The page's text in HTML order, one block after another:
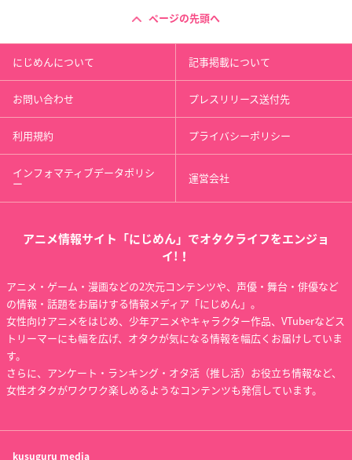
ページの先頭へ
にじめんについて 記事掲載について
お問い合わせ プレスリリース送付先
利用規約 プライバシーポリシー
インフォマティブデータポリシ
ー 運営会社
アニメ情報サイト「にじめん」でオタクライフをエンジョ
イ!！
アニメ・ゲーム・漫画などの2次元コンテンツや、声優・舞台・俳優など
の情報・話題をお届けする情報メディア「にじめん」。
女性向けアニメをはじめ、少年アニメやキャラクター作品、VTuberなどス
トリーマーにも幅を広げ、オタクが気になる情報を幅広くお届けしていま
す。
さらに、アンケート・ランキング・オタ活（推し活）お役立ち情報など、
女性オタクがワクワク楽しめるようなコンテンツも発信しています。
kusuguru media